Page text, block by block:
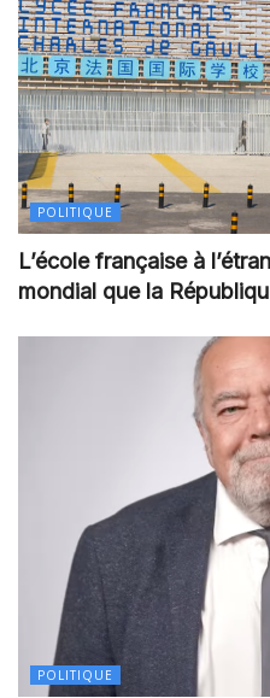
POLITIQUE
L’école française à
mondial que la
POLITIQUE